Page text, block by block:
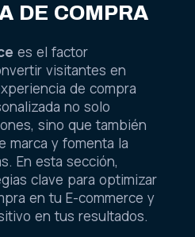
DE COMPRA
es el factor
visitantes en
de compra
no solo
sino que también
marca y fomenta la
En esta sección,
clave para optimizar
en tu E-commerce y
en tus resultados.